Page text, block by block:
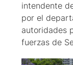
intendente
por el
autoridades
fuerzas de